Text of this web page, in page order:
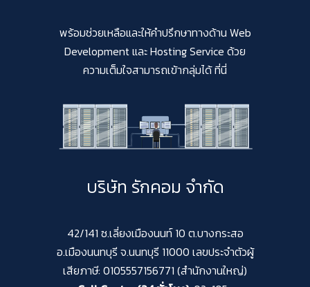
พร้อมช่วยเหลือและให้คำปรึกษาทางด้าน Web
Development และ Hosting Service ด้วย
ความเต็มใจสามารถเข้ากลุ่มได้ ที่นี่
บริษัท รักคอม จำกัด
42/141 ซ.เลี่ยงเมืองนนท์ 10 ต.บางกระสอ
อ.เมืองนนทบุรี จ.นนทบุรี 11000 เลขประจำตัวผู้
เสียภาษี: 0105557156771 (สำนักงานใหญ่)